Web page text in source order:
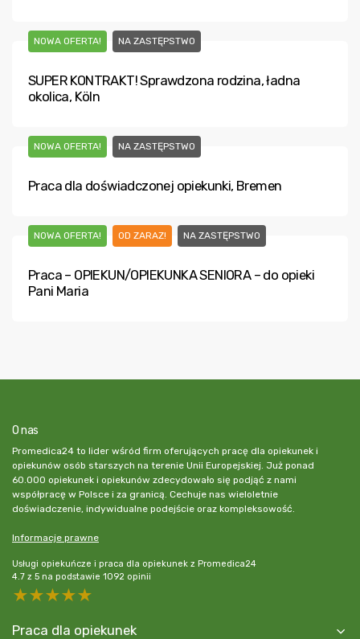
NOWA OFERTA! NA ZASTĘPSTWO
SUPER KONTRAKT! Sprawdzona rodzina, ładna
okolica, Köln
NOWA OFERTA! NA ZASTĘPSTWO
Praca dla doświadczonej opiekunki, Bremen
NOWA OFERTA! OD ZARAZ! NA ZASTĘPSTWO
Praca – OPIEKUN/OPIEKUNKA SENIORA – do opieki
Pani Maria
O nas
Promedica24 to lider wśród firm oferujących pracę dla opiekunek i
opiekunów osób starszych na terenie Unii Europejskiej. Już ponad
60.000 opiekunek i opiekunów zdecydowało się podjąć z nami
współpracę w Polsce i za granicą. Cechuje nas wieloletnie
doświadczenie, indywidualne podejście oraz kompleksowość.
Informacje prawne
Usługi opiekuńcze i praca dla opiekunek z Promedica24
4.7 z 5 na podstawie 1092 opinii
5 stars
4 stars
3 stars
2 stars
Praca dla opiekunek